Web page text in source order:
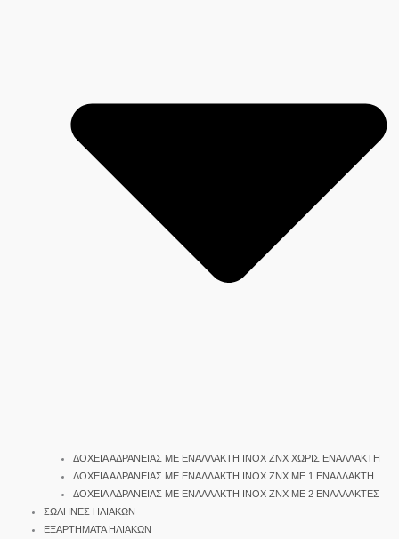
ΔΟΧΕΙΑ ΑΔΡΑΝΕΙΑΣ ΜΕ ΕΝΑΛΛΑΚΤΗ INOX ΖΝΧ ΧΩΡΙΣ ΕΝΑΛΛΑΚΤΗ
ΔΟΧΕΙΑ ΑΔΡΑΝΕΙΑΣ ΜΕ ΕΝΑΛΛΑΚΤΗ INOX ΖΝΧ ΜΕ 1 ΕΝΑΛΛΑΚΤΗ
ΔΟΧΕΙΑ ΑΔΡΑΝΕΙΑΣ ΜΕ ΕΝΑΛΛΑΚΤΗ INOX ΖΝΧ ΜΕ 2 ΕΝΑΛΛΑΚΤΕΣ
ΣΩΛΗΝΕΣ ΗΛΙΑΚΩΝ
ΕΞΑΡΤΗΜΑΤΑ ΗΛΙΑΚΩΝ